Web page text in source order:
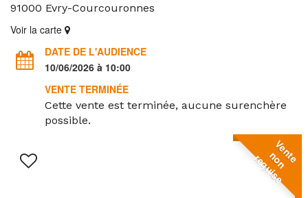
91000 Evry-Courcouronnes
Voir la carte
DATE DE L'AUDIENCE
10/06/2026 à 10:00
VENTE TERMINÉE
Cette vente est terminée, aucune surenchère
possible.
V
e
n
t
e
n
o
n
r
e
q
u
i
s
e